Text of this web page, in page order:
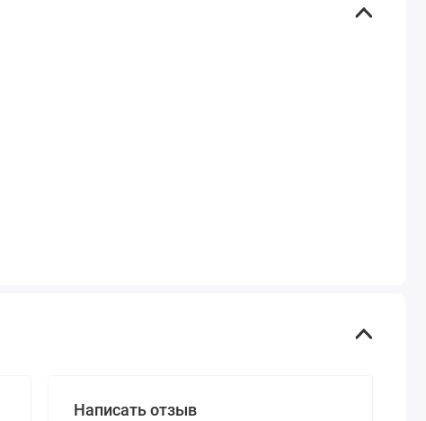
Написать отзыв